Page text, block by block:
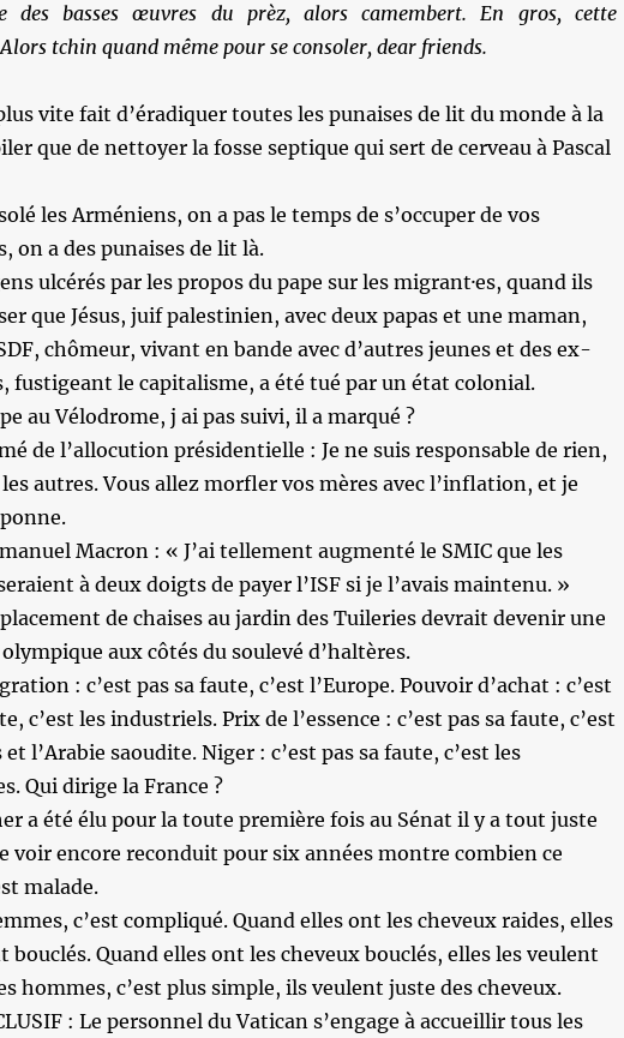
des basses œuvres du prèz, alors camembert. En gros, cette
tchin quand même pour se consoler, dear friends.
vite fait d’éradiquer toutes les punaises de lit du monde à la
que de nettoyer la fosse septique qui sert de cerveau à Pascal
les Arméniens, on a pas le temps de s’occuper de vos
on a des punaises de lit là.
ulcérés par les propos du pape sur les migrant·es, quand ils
que Jésus, juif palestinien, avec deux papas et une maman,
chômeur, vivant en bande avec d’autres jeunes et des ex-
fustigeant le capitalisme, a été tué par un état colonial.
au Vélodrome, j ai pas suivi, il a marqué ?
de l’allocution présidentielle : Je ne suis responsable de rien,
autres. Vous allez morfler vos mères avec l’inflation, et je
Macron : « J’ai tellement augmenté le SMIC que les
à deux doigts de payer l’ISF si je l’avais maintenu. »
de chaises au jardin des Tuileries devrait devenir une
aux côtés du soulevé d’haltères.
: c’est pas sa faute, c’est l’Europe. Pouvoir d’achat : c’est
c’est les industriels. Prix de l’essence : c’est pas sa faute, c’est
et l’Arabie saoudite. Niger : c’est pas sa faute, c’est les
Qui dirige la France ?
a été élu pour la toute première fois au Sénat il y a tout juste
voir encore reconduit pour six années montre combien ce
malade.
c’est compliqué. Quand elles ont les cheveux raides, elles
bouclés. Quand elles ont les cheveux bouclés, elles les veulent
hommes, c’est plus simple, ils veulent juste des cheveux.
: Le personnel du Vatican s’engage à accueillir tous les